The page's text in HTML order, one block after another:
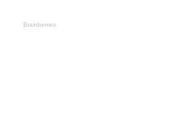
Brainberries